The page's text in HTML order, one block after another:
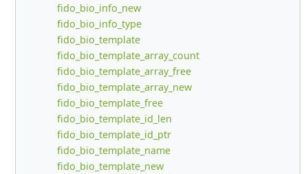
fido_bio_info_new
fido_bio_info_type
fido_bio_template
fido_bio_template_array_count
fido_bio_template_array_free
fido_bio_template_array_new
fido_bio_template_free
fido_bio_template_id_len
fido_bio_template_id_ptr
fido_bio_template_name
fido_bio_template_new